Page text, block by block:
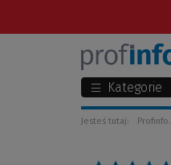
Kategorie
Jesteś tutaj: